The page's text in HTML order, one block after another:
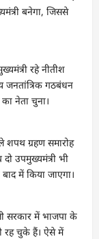
बनेगा, जिससे
रहे नीतीश
जनतांत्रिक गठबंधन
नेता चुना।
ग्रहण समारोह
उपमुख्यमंत्री भी
में किया जाएगा।
सरकार में भाजपा के
रह चुके हैं। ऐसे में